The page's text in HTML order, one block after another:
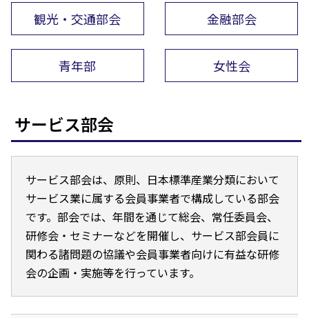
観光・交通部会 金融部会
青年部 女性会
サービス部会
サービス部会は、原則、日本標準産業分類において
サービス業に属する会員事業者で構成している部会
です。部会では、年間を通じて総会、常任委員会、
研修会・セミナーなどを開催し、サービス部会員に
関わる諸問題の協議や会員事業者向けに有益な研修
会の企画・実施等を行っています。